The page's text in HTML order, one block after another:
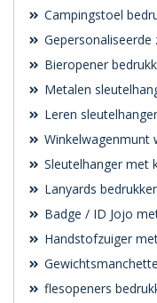
Campingstoel
Gepersonaliseerde
Bieropener
Metalen
Leren sleutelhanger
Winkelwagenmunt
Sleutelhanger met
Lanyards
Badge / ID Jojo
Handstofzuiger
flesopeners